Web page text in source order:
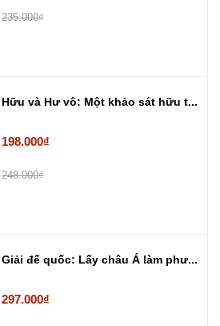
235.000₫
Hữu và Hư vô: Một khảo sát hữu t...
198.000₫
248.000₫
Giải đế quốc: Lấy châu Á làm phư...
297.000₫